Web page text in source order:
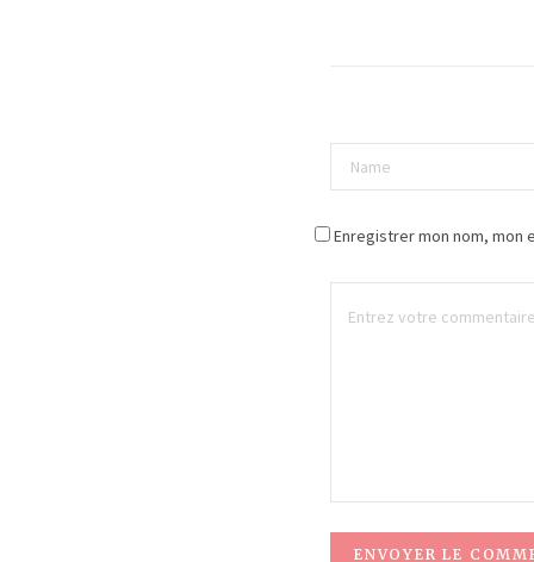
Enregistrer mon nom, mon